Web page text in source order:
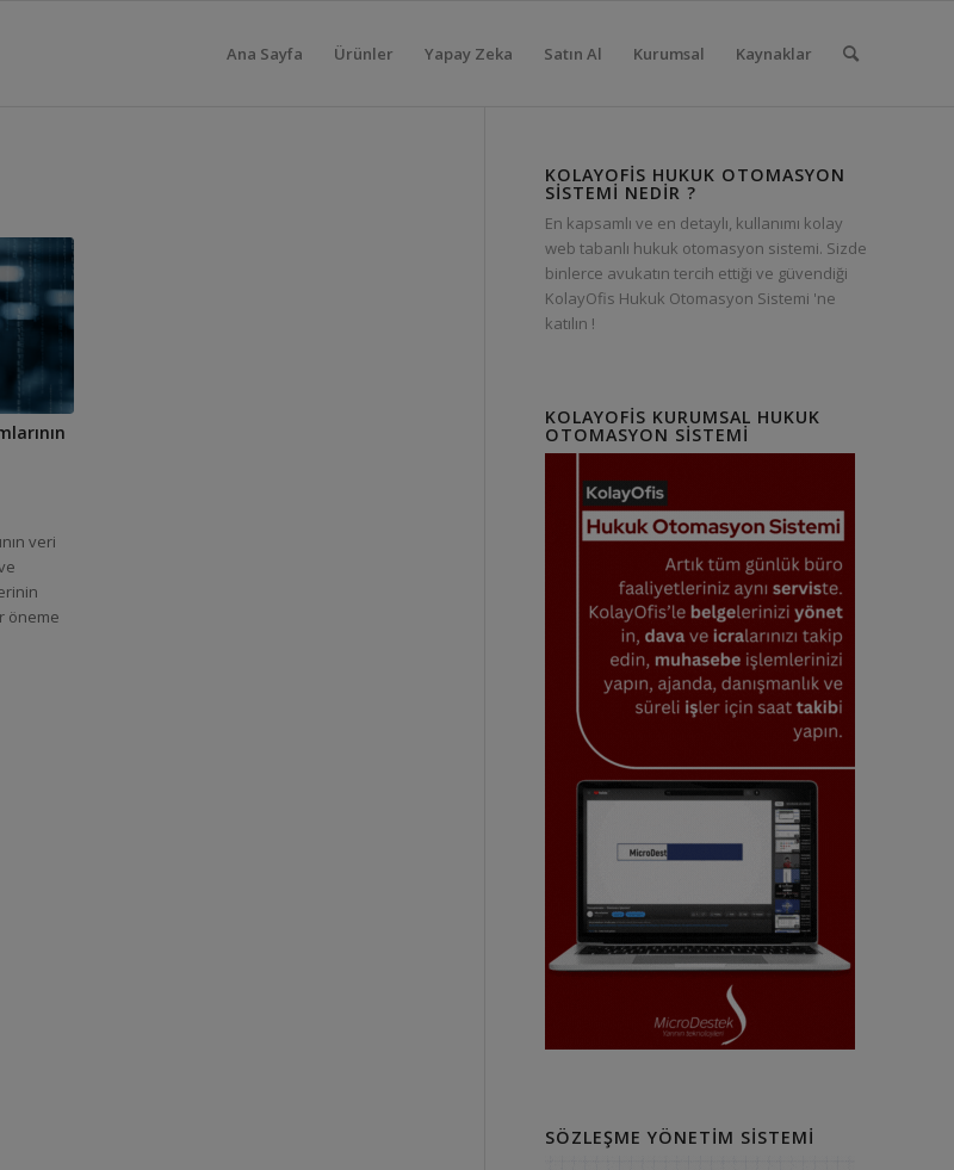
Ana Sayfa Ürünler Yapay Zeka Satın Al Kurumsal Kaynaklar
veri
öneme
KOLAYOFIS HUKUK OTOMASYON
SISTEMI NEDIR ?
En kapsamlı ve en detaylı, kullanımı kolay
web tabanlı hukuk otomasyon sistemi. Sizde
binlerce avukatın tercih ettiği ve güvendiği
KolayOfis Hukuk Otomasyon Sistemi 'ne
katılın !
KOLAYOFIS KURUMSAL HUKUK
OTOMASYON SISTEMI
SÖZLEŞME YÖNETIM SISTEMI